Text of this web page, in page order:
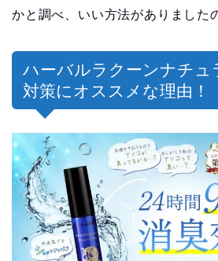
かと調べ、いい方法がありました
ハーバルラクーンナチュ
対策にオススメな理由！